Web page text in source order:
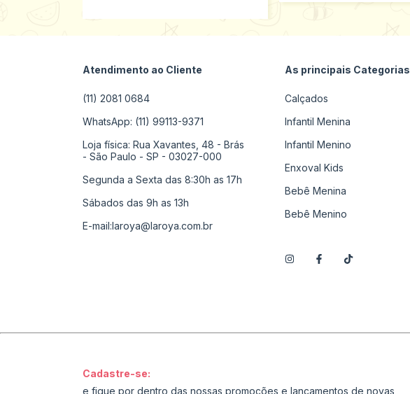
Atendimento ao Cliente
(11) 2081 0684
WhatsApp: (11) 99113-9371
Loja física: Rua Xavantes, 48 - Brás
- São Paulo - SP - 03027-000
Segunda a Sexta das 8:30h as 17h
Sábados das 9h as 13h
E-mail:laroya@laroya.com.br
As principais Categorias
Calçados
Infantil Menina
Infantil Menino
Enxoval Kids
Bebê Menina
Bebê Menino
Cadastre-se:
e fique por dentro das nossas promoções e lançamentos de novas